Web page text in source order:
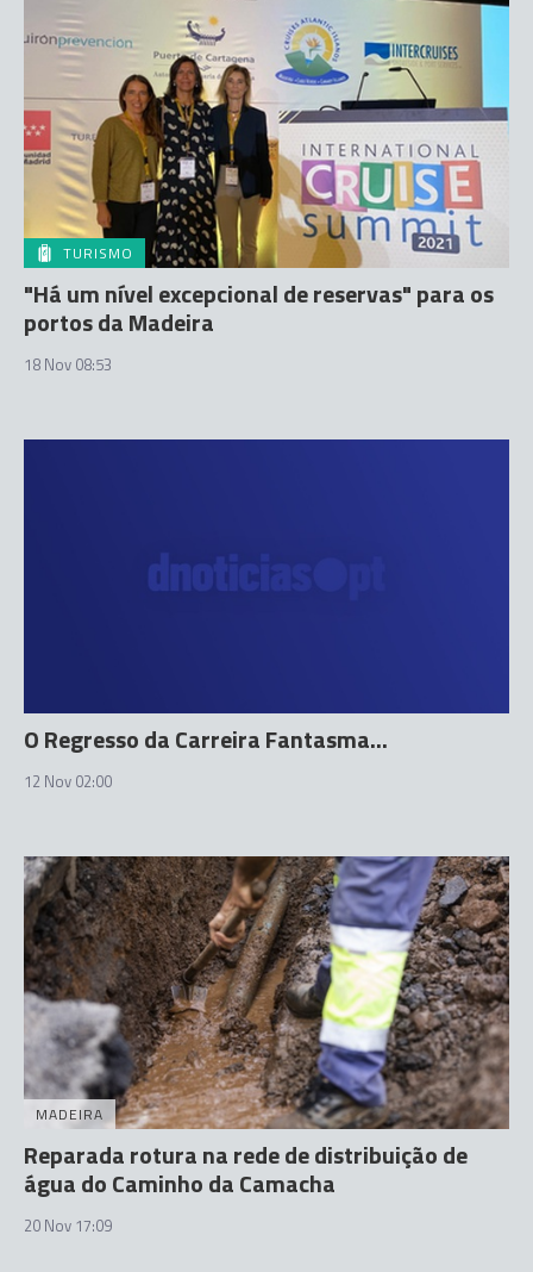
TURISMO
"Há um nível excepcional de reservas" para os
portos da Madeira
18 Nov 08:53
O Regresso da Carreira Fantasma...
12 Nov 02:00
MADEIRA
Reparada rotura na rede de distribuição de
água do Caminho da Camacha
20 Nov 17:09